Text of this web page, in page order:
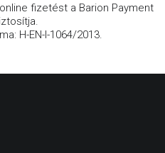
fizetést a Barion Payment
H-EN-I-1064/2013.